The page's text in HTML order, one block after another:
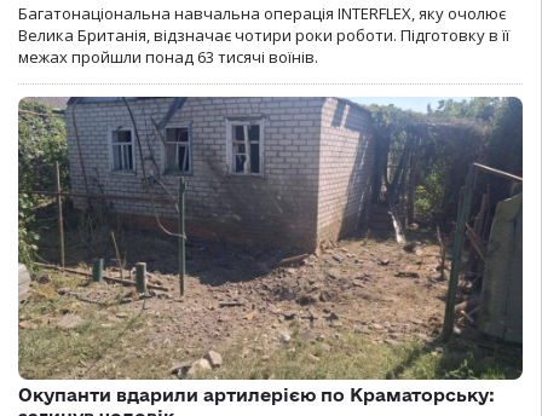
Багатонаціональна навчальна операція INTERFLEX, яку очолює
Велика Британія, відзначає чотири роки роботи. Підготовку в її
межах пройшли понад 63 тисячі воїнів.
Окупанти вдарили артилерією по Краматорську: